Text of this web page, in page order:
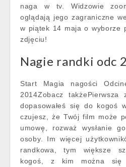
naga w tv. Widzowie
oglądają jego zagraniczne
w piątek 14 maja o wyborze
zdjęciu!
Nagie randki odc 2
Start Magia nagości
2014Zobacz
dopasowałeś się do kogoś
czujesz, że Twój film może
umowę, rozważ wysłanie
osoby. Im więcej
randkowa, tym większe
kogoś, z kim można się